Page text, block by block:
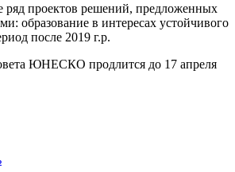
ряд проектов решений, предложенных
образование в интересах устойчивого
после 2019 г.р.
ЮНЕСКО продлится до 17 апреля